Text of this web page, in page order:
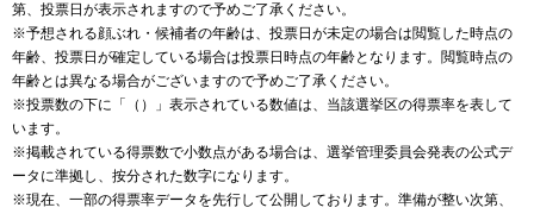
第、投票日が表示されますので予めご了承ください。
※予想される顔ぶれ・候補者の年齢は、投票日が未定の場合は閲覧した時点の
年齢、投票日が確定している場合は投票日時点の年齢となります。閲覧時点の
年齢とは異なる場合がございますので予めご了承ください。
※投票数の下に「（）」表示されている数値は、当該選挙区の得票率を表して
います。
※掲載されている得票数で小数点がある場合は、選挙管理委員会発表の公式デ
ータに準拠し、按分された数字になります。
※現在、一部の得票率データを先行して公開しております。準備が整い次第、